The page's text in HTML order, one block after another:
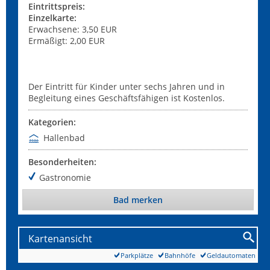
Eintrittspreis:
Einzelkarte:
Erwachsene: 3,50 EUR
Ermäßigt: 2,00 EUR
Der Eintritt für Kinder unter sechs Jahren und in
Begleitung eines Geschäftsfähigen ist Kostenlos.
Kategorien:
Hallenbad
Besonderheiten:
Gastronomie
Bad merken
Kartenansicht
Geldautomaten
Bahnhöfe
Parkplätze